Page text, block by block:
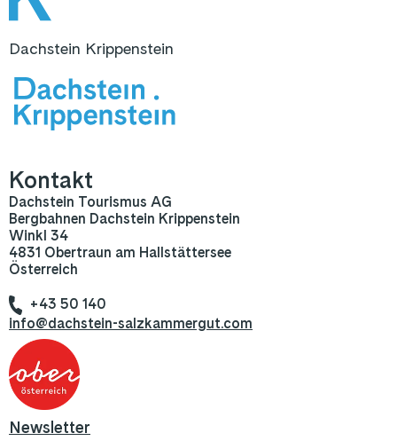
Dachstein Krippenstein
Kontakt
Dachstein Tourismus AG
Bergbahnen Dachstein Krippenstein
Winkl 34
4831 Obertraun am Hallstättersee
Österreich
+43 50 140
info@dachstein-salzkammergut.com
Newsletter